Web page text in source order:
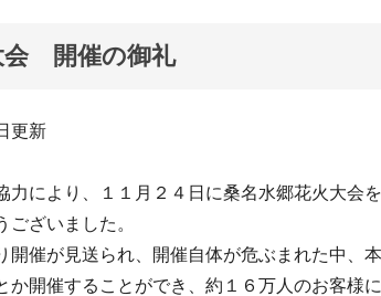
会 開催の御礼
更新
力により、１１月２４日に桑名水郷花火大会
ございました。
開催が見送られ、開催自体が危ぶまれた中、
か開催することができ、約１６万人のお客様